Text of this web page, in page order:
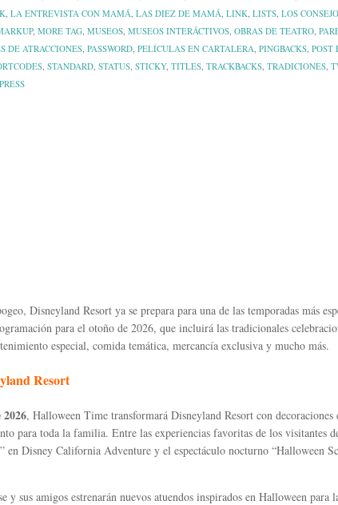
, LA ENTREVISTA CON MAMÁ, LAS DIEZ DE MAMÁ, LINK, LISTS, LOS
, MORE TAG, MUSEOS, MUSEOS INTERÁCTIVOS, OBRAS DE TEATRO,
DE ATRACCIONES, PASSWORD, PELÍCULAS EN CARTALERA, PINGBACKS, POST
, STANDARD, STATUS, STICKY, TITLES, TRACKBACKS, TRADICIONES,
Disneyland Resort ya se prepara para una de las temporadas más
para el otoño de 2026, que incluirá las tradicionales
especial, comida temática, mercancía exclusiva y mucho más.
Resort
, Halloween Time transformará Disneyland Resort con decoraciones
para toda la familia. Entre las experiencias favoritas de los visitantes
en Disney California Adventure y el espectáculo nocturno “Halloween
sus amigos estrenarán nuevos atuendos inspirados en Halloween para